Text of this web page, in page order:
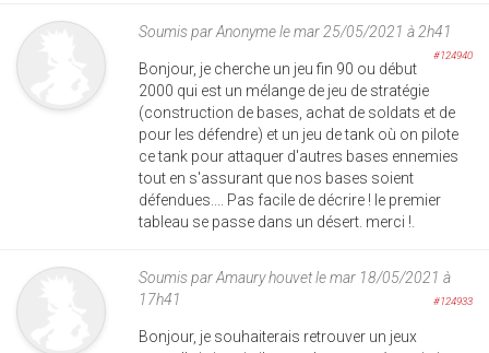
Soumis parAnonymele mar 25/05/2021 à 2h41
#124940
Bonjour, je cherche un jeu fin 90 ou début
2000 qui est un mélange de jeu de stratégie
(construction de bases, achat de soldats et de
pour les défendre) et un jeu de tank où on pilote
ce tank pour attaquer d'autres bases ennemies
tout en s'assurant que nos bases soient
défendues.... Pas facile de décrire ! le premier
tableau se passe dans un désert. merci !.
Soumis parAmaury houvetle mar 18/05/2021 à
17h41
#124933
Bonjour, je souhaiterais retrouver un jeux